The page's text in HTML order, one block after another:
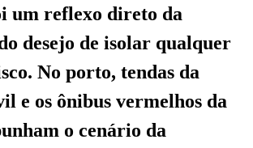
um reflexo direto da
desejo de isolar qualquer
No porto, tendas da
e os ônibus vermelhos da
o cenário da